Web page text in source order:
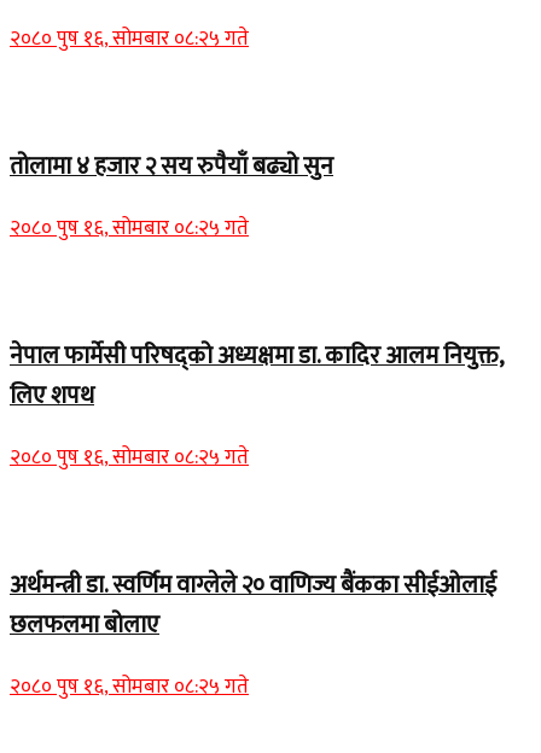
२०८० पुष १६, सोमबार ०८:२५ गते
तोलामा ४ हजार २ सय रुपैयाँ बढ्यो सुन
२०८० पुष १६, सोमबार ०८:२५ गते
नेपाल फार्मेसी परिषद्को अध्यक्षमा डा. कादिर आलम नियुक्त,
लिए शपथ
२०८० पुष १६, सोमबार ०८:२५ गते
अर्थमन्त्री डा. स्वर्णिम वाग्लेले २० वाणिज्य बैंकका सीईओलाई
छलफलमा बोलाए
२०८० पुष १६, सोमबार ०८:२५ गते